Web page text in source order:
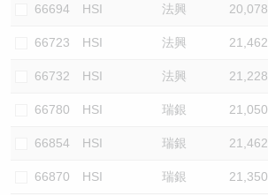
66694 HSI 法興 20,078
66723 HSI 法興 21,462
66732 HSI 法興 21,228
66780 HSI 瑞銀 21,050
66854 HSI 瑞銀 21,462
66870 HSI 瑞銀 21,350